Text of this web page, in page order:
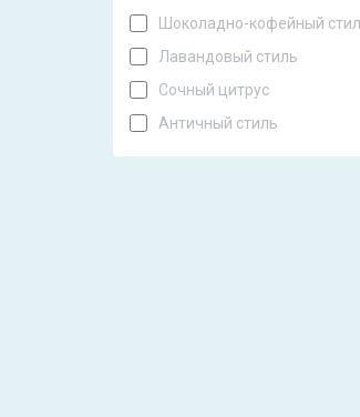
Шоколадно-кофейный
Лавандовый стиль
Сочный цитрус
Античный стиль